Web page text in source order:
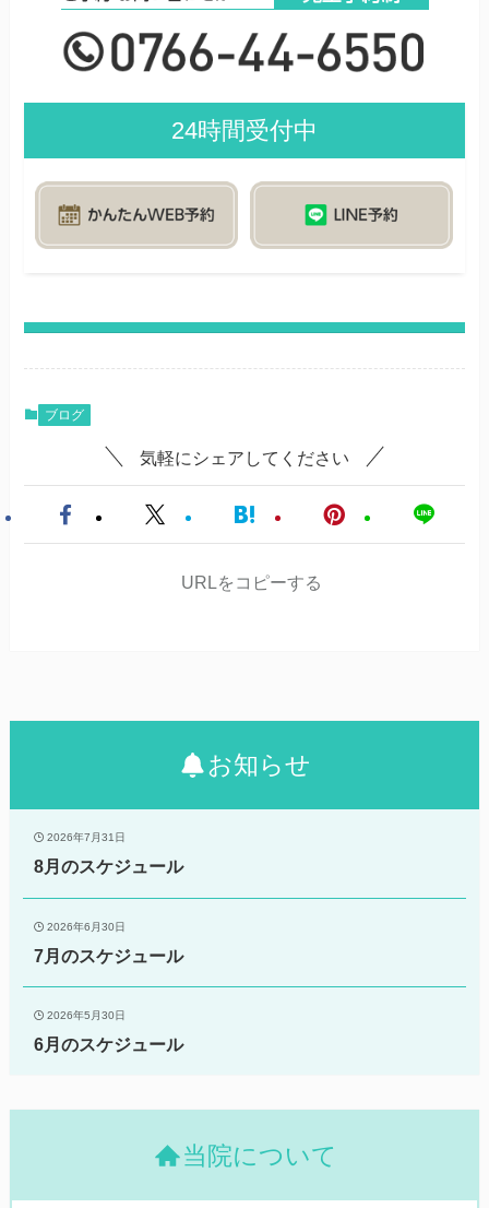
24時間受付中
ブログ
気軽にシェアしてください
URLをコピーする
お知らせ
2026年7月31日
8月のスケジュール
2026年6月30日
7月のスケジュール
2026年5月30日
6月のスケジュール
当院について